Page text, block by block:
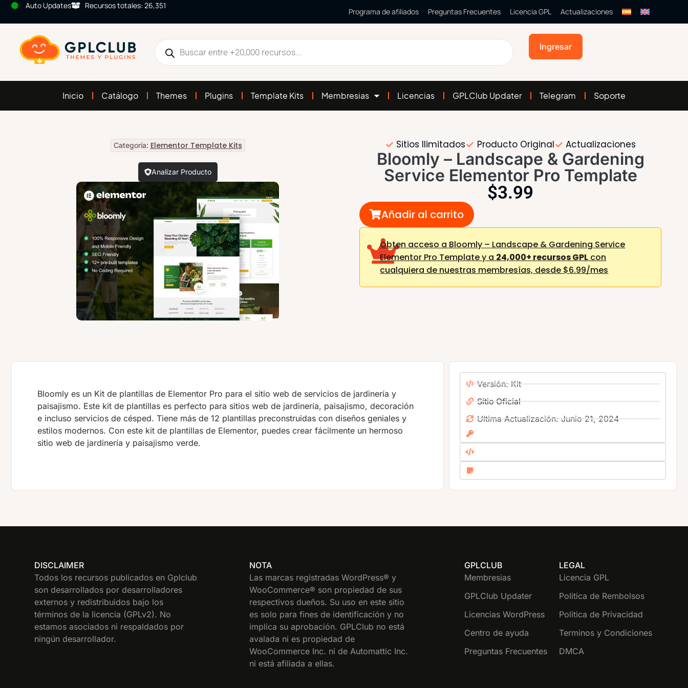
Auto Updates Recursos totales: 26,351
Programa de afiliados Preguntas Frecuentes Licencia GPL Actualizaciones
Ingresar
Inicio Catálogo Themes Plugins Template Kits Membresias Licencias GPLClub Updater Telegram Soporte
Categoría: Elementor Template Kits
Analizar Producto
Sitios Ilimitados Producto Original Actualizaciones
Bloomly – Landscape & Gardening
Service Elementor Pro Template
$3.99
Añadir al carrito
Obten acceso a Bloomly – Landscape & Gardening Service
Elementor Pro Template y a 24,000+ recursos GPL con
cualquiera de nuestras membresías, desde $6.99/mes
Bloomly es un Kit de plantillas de Elementor Pro para el sitio web de servicios de jardinería y
paisajismo. Este kit de plantillas es perfecto para sitios web de jardinería, paisajismo, decoración
e incluso servicios de césped. Tiene más de 12 plantillas preconstruidas con diseños geniales y
estilos modernos. Con este kit de plantillas de Elementor, puedes crear fácilmente un hermoso
sitio web de jardinería y paisajismo verde.
Versión: Kit
Sitio Oficial
Ultima Actualización: Junio 21, 2024
DISCLAIMER
Todos los recursos publicados en Gplclub
son desarrollados por desarrolladores
externos y redistribuidos bajo los
términos de la licencia (GPLv2). No
estamos asociados ni respaldados por
ningún desarrollador.
NOTA
Las marcas registradas WordPress® y
WooCommerce® son propiedad de sus
respectivos dueños. Su uso en este sitio
es solo para fines de identificación y no
implica su aprobación. GPLClub no está
avalada ni es propiedad de
WooCommerce Inc. ni de Automattic Inc.
ni está afiliada a ellas.
GPLCLUB
Membresias
GPLClub Updater
Licencias WordPress
Centro de ayuda
Preguntas Frecuentes
LEGAL
Licencia GPL
Politica de Rembolsos
Politica de Privacidad
Terminos y Condiciones
DMCA